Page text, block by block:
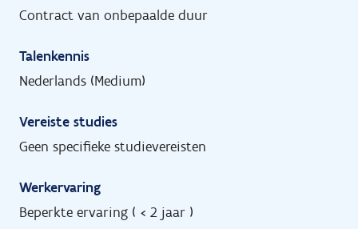
Contract van onbepaalde duur
Talenkennis
Nederlands (Medium)
Vereiste studies
Geen specifieke studievereisten
Werkervaring
Beperkte ervaring ( < 2 jaar )